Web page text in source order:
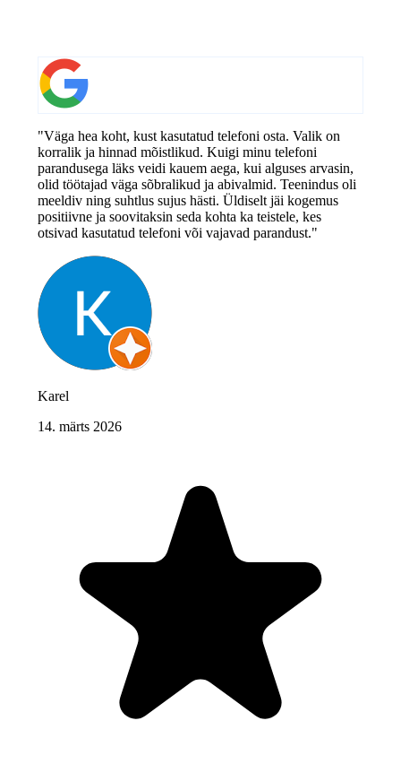
"Väga hea koht, kust kasutatud telefoni osta. Valik on
korralik ja hinnad mõistlikud. Kuigi minu telefoni
parandusega läks veidi kauem aega, kui alguses arvasin,
olid töötajad väga sõbralikud ja abivalmid. Teenindus oli
meeldiv ning suhtlus sujus hästi. Üldiselt jäi kogemus
positiivne ja soovitaksin seda kohta ka teistele, kes
otsivad kasutatud telefoni või vajavad parandust."
Karel
14. märts 2026